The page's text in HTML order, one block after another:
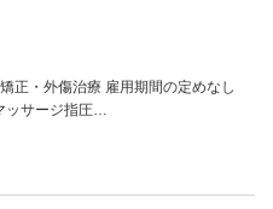
正・外傷治療 雇用期間の定めなし
ッサージ指圧…